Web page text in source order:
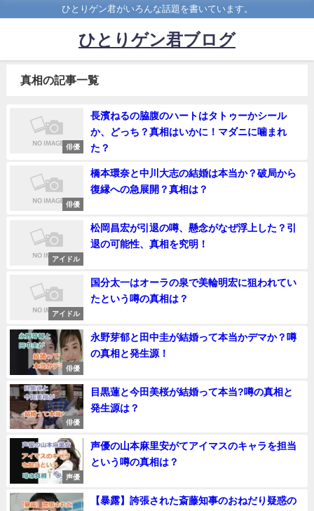
ひとりゲン君がいろんな話題を書いています。
ひとりゲン君ブログ
真相の記事一覧
俳優
長濱ねるの脇腹のハートはタトゥーかシール
か、どっち？真相はいかに！マダニに噛まれ
た？
俳優
橋本環奈と中川大志の結婚は本当か？破局から
復縁への急展開？真相は？
アイドル
松岡昌宏が引退の噂、懸念がなぜ浮上した？引
退の可能性、真相を究明！
アイドル
国分太一はオーラの泉で美輪明宏に狙われてい
たという噂の真相は？
俳優
永野芽郁と田中圭が結婚って本当かデマか？噂
の真相と発生源！
俳優
目黒蓮と今田美桜が結婚って本当?噂の真相と
発生源は？
声優
声優の山本麻里安がてアイマスのキャラを担当
という噂の真相は？
【暴露】誇張された斎藤知事のおねだり疑惑の